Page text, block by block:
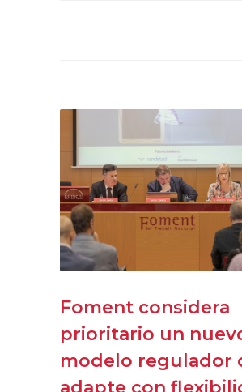
Foment considera
prioritario un
modelo regulador
adapte con